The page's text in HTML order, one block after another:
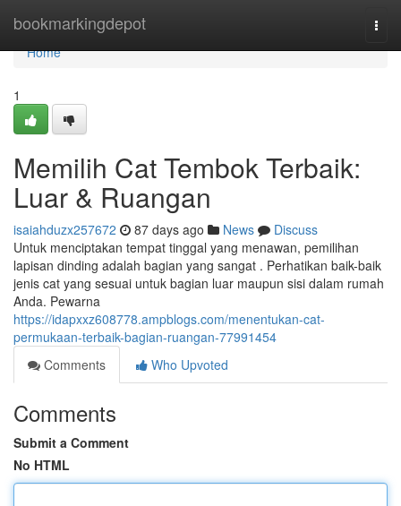
bookmarkingdepot
Home
Home
1
Memilih Cat Tembok Terbaik:
Luar & Ruangan
isaiahduzx257672 87 days ago News
Discuss
Untuk menciptakan tempat tinggal yang menawan, pemilihan
lapisan dinding adalah bagian yang sangat . Perhatikan baik-baik
jenis cat yang sesuai untuk bagian luar maupun sisi dalam rumah
Anda. Pewarna
https://idapxxz608778.ampblogs.com/menentukan-cat-
permukaan-terbaik-bagian-ruangan-77991454
Comments
Who Upvoted
Comments
Submit a Comment
No HTML